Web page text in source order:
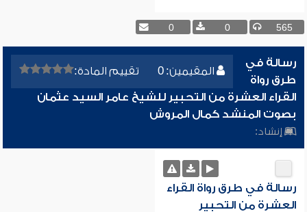
565
0
0
المقيمين: 0 تقييم المادة:
رسالة في
طرق رواة
القراء العشرة من التحبير للشيخ عامر السيد عثمان
بصوت المنشد كمال المروش
إنشاد:
رسالة في طرق رواة القراء
العشرة من التحبير